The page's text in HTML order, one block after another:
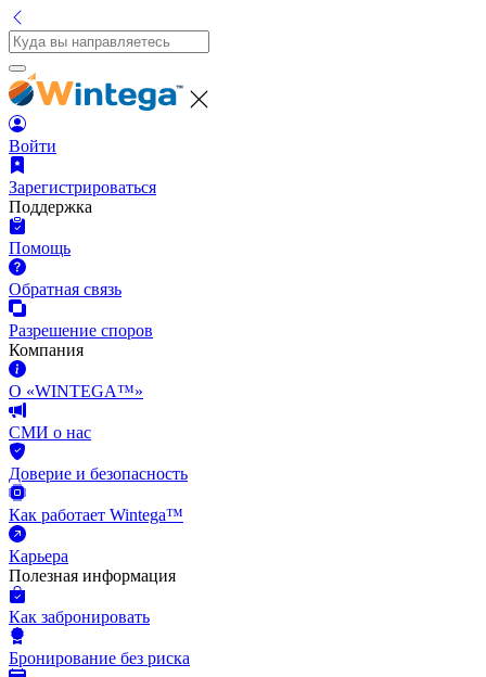
Войти
Зарегистрироваться
Поддержка
Помощь
Обратная связь
Разрешение споров
Компания
О «WINTEGA™»
СМИ о нас
Доверие и безопасность
Как работает Wintega™
Карьера
Полезная информация
Как забронировать
Бронирование без риска